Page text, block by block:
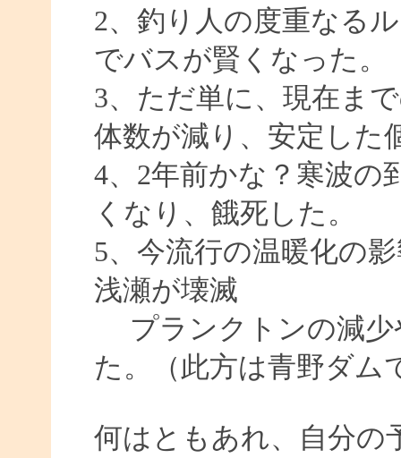
2、釣り人の度重なる
でバスが賢くなった。
3、ただ単に、現在ま
体数が減り、安定した
4、2年前かな？寒波の
くなり、餓死した。
5、今流行の温暖化の
浅瀬が壊滅
プランクトンの減少
た。（此方は青野ダム
何はともあれ、自分の